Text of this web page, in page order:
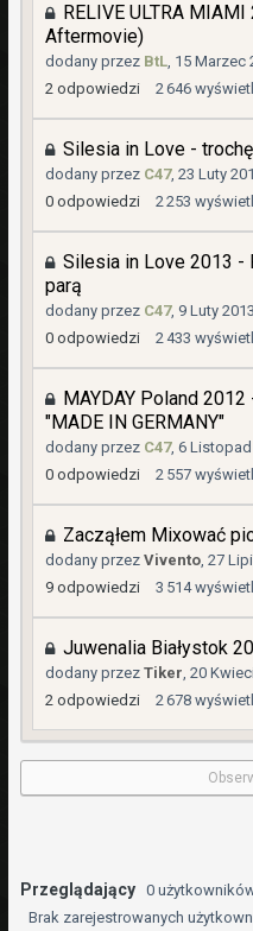
RELIVE ULTRA
Aftermovie)
dodany przez BtL, 15 Marzec
2 odpowiedzi 2 646
Silesia in Love -
dodany przez C47, 23 Luty
0 odpowiedzi 2 253
Silesia in Love 2013 -
parą
dodany przez C47, 9 Luty 2013
0 odpowiedzi 2 433
MAYDAY Poland 2012
"MADE IN GERMANY"
dodany przez C47, 6 Listopad
0 odpowiedzi 2 557
Zacząłem Mixować
dodany przez Vivento, 27
9 odpowiedzi 3 514
Juwenalia Białystok
dodany przez Tiker, 20
2 odpowiedzi 2 678
Przeglądający 0
Brak zarejestrowanych